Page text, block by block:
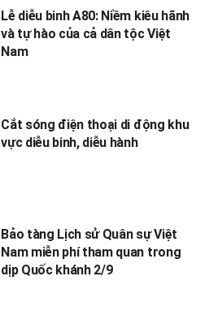
Lễ diễu binh A80: Niềm kiêu hãnh
và tự hào của cả dân tộc Việt
Nam
Cắt sóng điện thoại di động khu
vực diễu binh, diễu hành
Bảo tàng Lịch sử Quân sự Việt
Nam miễn phí tham quan trong
dịp Quốc khánh 2/9